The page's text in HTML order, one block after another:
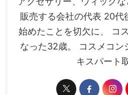
販売する会社の代表 20代
始めたことを切欠に、 コ
なった32歳。 コスメコン
キスパート